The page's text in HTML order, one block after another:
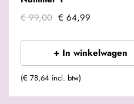
€ 99,00 € 64,99
+ In winkelwagen
(€ 78,64 incl. btw)